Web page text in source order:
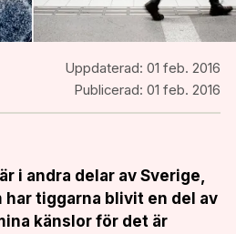
Uppdaterad: 01 feb. 2016
Publicerad: 01 feb. 2016
i andra delar av Sverige,
har tiggarna blivit en del av
känslor för det är